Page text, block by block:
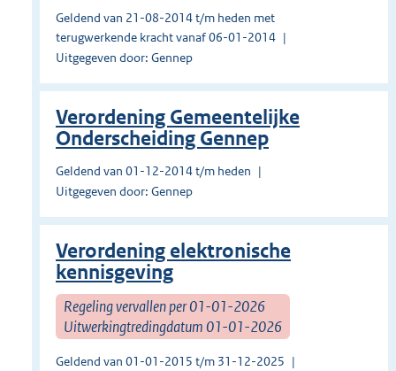
Geldend van 21-08-2014 t/m heden met
terugwerkende kracht vanaf 06-01-2014
Uitgegeven door: Gennep
Verordening Gemeentelijke
Onderscheiding Gennep
Geldend van 01-12-2014 t/m heden
Uitgegeven door: Gennep
Verordening elektronische
kennisgeving
Regeling vervallen per 01-01-2026
Uitwerkingtredingdatum 01-01-2026
Geldend van 01-01-2015 t/m 31-12-2025